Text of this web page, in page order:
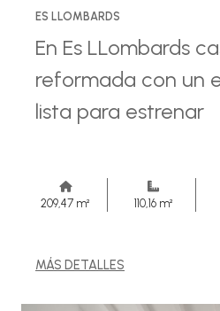
ES LLOMBARDS
En Es LLombards
reformada con un
lista para estrenar
209,47 m² 110,16 m²
MÁS DETALLES